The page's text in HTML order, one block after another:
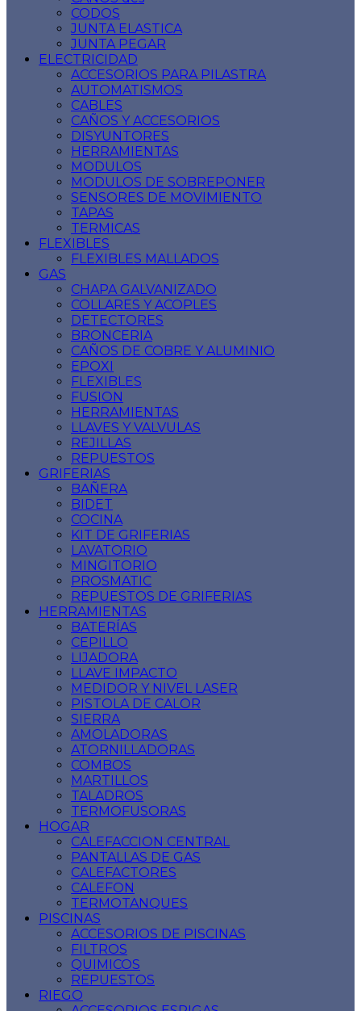
CODOS
JUNTA ELASTICA
JUNTA PEGAR
ELECTRICIDAD
ACCESORIOS PARA PILASTRA
AUTOMATISMOS
CABLES
CAÑOS Y ACCESORIOS
DISYUNTORES
HERRAMIENTAS
MODULOS
MODULOS DE SOBREPONER
SENSORES DE MOVIMIENTO
TAPAS
TERMICAS
FLEXIBLES
FLEXIBLES MALLADOS
GAS
CHAPA GALVANIZADO
COLLARES Y ACOPLES
DETECTORES
BRONCERIA
CAÑOS DE COBRE Y ALUMINIO
EPOXI
FLEXIBLES
FUSION
HERRAMIENTAS
LLAVES Y VALVULAS
REJILLAS
REPUESTOS
GRIFERIAS
BAÑERA
BIDET
COCINA
KIT DE GRIFERIAS
LAVATORIO
MINGITORIO
PROSMATIC
REPUESTOS DE GRIFERIAS
HERRAMIENTAS
BATERÍAS
CEPILLO
LIJADORA
LLAVE IMPACTO
MEDIDOR Y NIVEL LASER
PISTOLA DE CALOR
SIERRA
AMOLADORAS
ATORNILLADORAS
COMBOS
MARTILLOS
TALADROS
TERMOFUSORAS
HOGAR
CALEFACCION CENTRAL
PANTALLAS DE GAS
CALEFACTORES
CALEFON
TERMOTANQUES
PISCINAS
ACCESORIOS DE PISCINAS
FILTROS
QUIMICOS
REPUESTOS
RIEGO